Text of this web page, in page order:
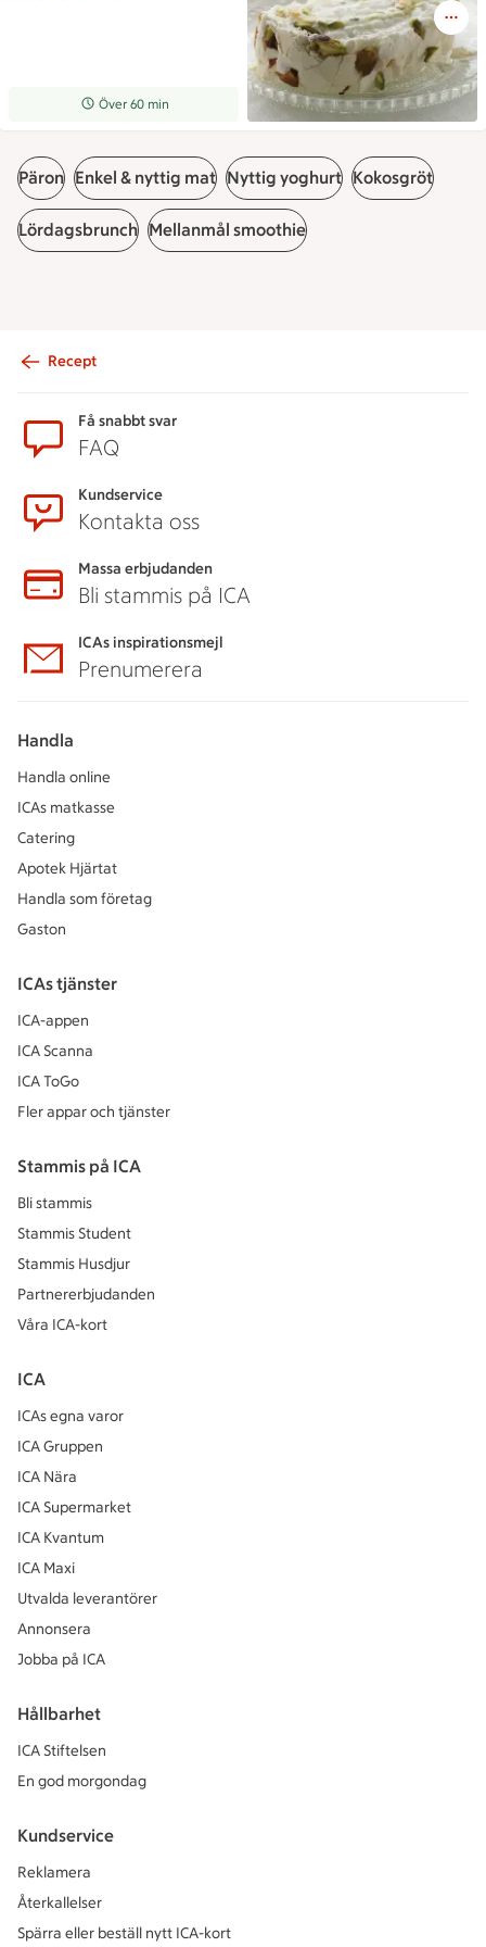
Receptet tar Över 60 min att tillaga
Över 60 min
Päron Enkel & nyttig mat Nyttig yoghurt Kokosgröt
Lördagsbrunch Mellanmål smoothie
Recept
Få snabbt svar
FAQ
Kundservice
Kontakta oss
Massa erbjudanden
Bli stammis på ICA
ICAs inspirationsmejl
Prenumerera
Handla
Handla online
ICAs matkasse
Catering
Apotek Hjärtat
Handla som företag
Gaston
ICAs tjänster
ICA-appen
ICA Scanna
ICA ToGo
Fler appar och tjänster
Stammis på ICA
Bli stammis
Stammis Student
Stammis Husdjur
Partnererbjudanden
Våra ICA-kort
ICA
ICAs egna varor
ICA Gruppen
ICA Nära
ICA Supermarket
ICA Kvantum
ICA Maxi
Utvalda leverantörer
Annonsera
Jobba på ICA
Hållbarhet
ICA Stiftelsen
En god morgondag
Kundservice
Reklamera
Återkallelser
Spärra eller beställ nytt ICA-kort